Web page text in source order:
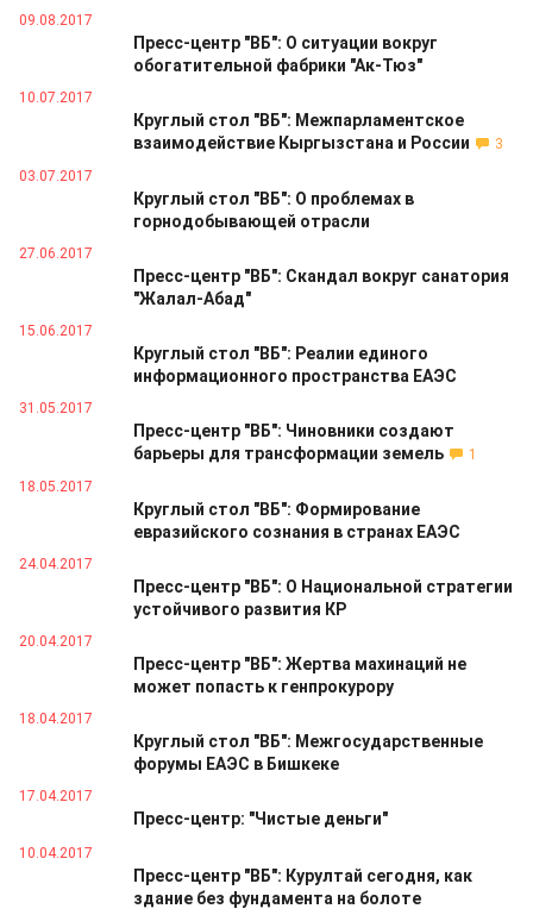
09.08.2017
Пресс-центр "ВБ": О ситуации вокруг
обогатительной фабрики "Ак-Тюз"
10.07.2017
Круглый стол "ВБ": Межпарламентское
взаимодействие Кыргызстана и России
3
03.07.2017
Круглый стол "ВБ": О проблемах в
горнодобывающей отрасли
27.06.2017
Пресс-центр "ВБ": Скандал вокруг санатория
"Жалал-Абад"
15.06.2017
Круглый стол "ВБ": Реалии единого
информационного пространства ЕАЭС
31.05.2017
Пресс-центр "ВБ": Чиновники создают
барьеры для трансформации земель
1
18.05.2017
Круглый стол "ВБ": Формирование
евразийского сознания в странах ЕАЭС
24.04.2017
Пресс-центр "ВБ": О Национальной стратегии
устойчивого развития КР
20.04.2017
Пресс-центр "ВБ": Жертва махинаций не
может попасть к генпрокурору
18.04.2017
Круглый стол "ВБ": Межгосударственные
форумы ЕАЭС в Бишкеке
17.04.2017
Пресс-центр: "Чистые деньги"
10.04.2017
Пресс-центр "ВБ": Курултай сегодня, как
здание без фундамента на болоте